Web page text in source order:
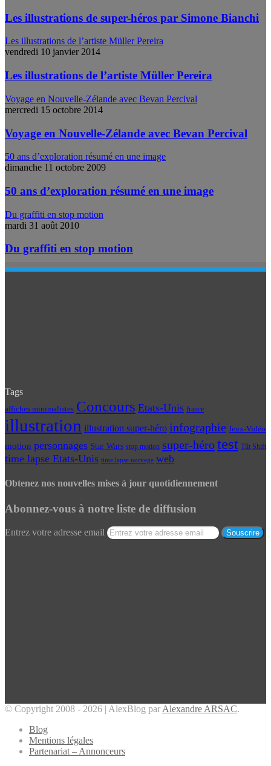
Les illustrations de super-héros par Simone Bianchi
Les illustrations de l’artiste Müller Pereira
vendredi 10 janvier 2014
Les illustrations de l’artiste Müller Pereira
Voyage en Nouvelle-Zélande avec Bevan Percival
mercredi 15 octobre 2014
Voyage en Nouvelle-Zélande avec Bevan Percival
50 ans d’exploration résumé en une image
dimanche 11 octobre 2009
50 ans d’exploration résumé en une image
Du graffiti en stop motion
mardi 31 août 2010
Du graffiti en stop motion
Tags
affiches minimalistes Concours Etats-Unis france
illustration illustration super-héro infographie Jeux-Vidéo
motion personnages Star Wars stop motion super-hérotest Tilt Shift
time lapse Etats-Unis time lapse norvege web
Obtenez nos nouvelles mises à jour quotidiennement
Abonnez-vous à notre liste de diffusion
Entrez votre adresse email
© Copyright 2008 - 2026 | AlexBlog par Alexandre ARSAC.
Blog
Mentions légales
Partenariat – Annonceurs